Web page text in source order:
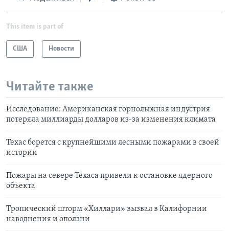
This item is part of
США Новости
Читайте также
Исследование: Американская горнолыжная индустрия
потеряла миллиарды долларов из-за изменения климата
Техас борется с крупнейшими лесными пожарами в своей
истории
Пожары на севере Техаса привели к остановке ядерного
объекта
Тропический шторм «Хиллари» вызвал в Калифорнии
наводнения и оползни